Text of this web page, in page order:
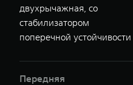
двухрычажная, со
стабилизатором
поперечной устойчивости
Передняя